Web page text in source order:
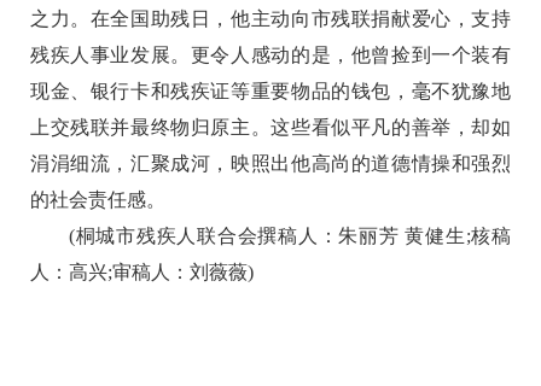
之力。在全国助残日，他主动向市残联捐献爱心，支持
残疾人事业发展。更令人感动的是，他曾捡到一个装有
现金、银行卡和残疾证等重要物品的钱包，毫不犹豫地
上交残联并最终物归原主。这些看似平凡的善举，却如
涓涓细流，汇聚成河，映照出他高尚的道德情操和强烈
的社会责任感。
(桐城市残疾人联合会撰稿人：朱丽芳 黄健生;核稿
人：高兴;审稿人：刘薇薇)